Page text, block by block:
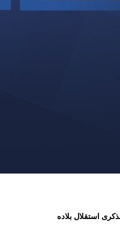
استقلال بلاده